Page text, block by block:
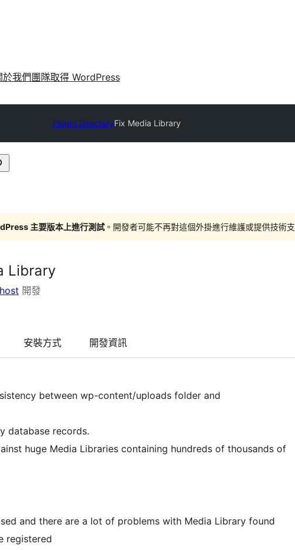
於我們 團隊取得 WordPress
Plugin DirectoryFix Media Library
主要版本上進行測試 。開發者可能不再對這個外掛進行維護或提供技術
Library
開發
安裝方式 開發資訊
between wp-content/uploads folder and
database records.
huge Media Libraries containing hundreds of thousands of
and there are a lot of problems with Media Library found
registered